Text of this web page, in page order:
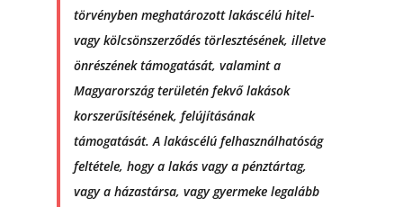
törvényben meghatározott lakáscélú hitel-
vagy kölcsönszerződés törlesztésének, illetve
önrészének támogatását, valamint a
Magyarország területén fekvő lakások
korszerűsítésének, felújításának
támogatását. A lakáscélú felhasználhatóság
feltétele, hogy a lakás vagy a pénztártag,
vagy a házastársa, vagy gyermeke legalább